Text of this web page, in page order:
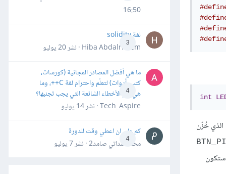
int
خُزّن
ستكون
16:50
3
لغة solidity
Hiba Abdalrheem · نشر
20 يوليو
4
ما هي أفضل المصادر المجانية (كورسات،
كتب، أدوات) لتعلّم واحترام لغة C++، وما
هي أهم الأخطاء الشائعة التي يجب تجنبها؟
Tech_Aspire · نشر
14 يوليو
4
كم علي ان اعطي وقت للدورة
محمد سداتي صامد2 · نشر
7 يوليو